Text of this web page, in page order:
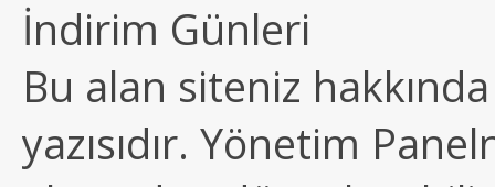
İndirim Günleri
Bu alan siteniz
yazısıdır. Yönetim